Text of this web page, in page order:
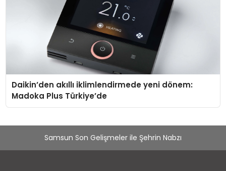
Daikin’den akıllı iklimlendirmede yeni dönem:
Madoka Plus Türkiye’de
Samsun Son Gelişmeler ile Şehrin Nabzı